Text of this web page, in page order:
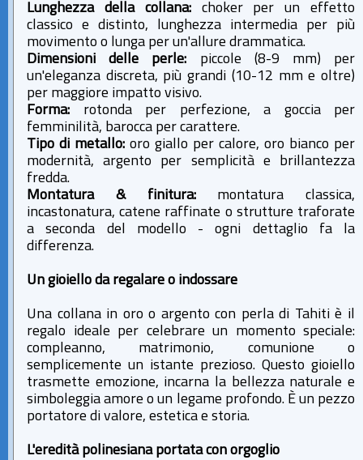
Lunghezza della collana:choker per un effetto
classico e distinto, lunghezza intermedia per più
movimento o lunga per un'allure drammatica.
Dimensioni delle perle: piccole (8-9 mm) per
un'eleganza discreta, più grandi (10-12 mm e oltre)
per maggiore impatto visivo.
Forma: rotonda per perfezione, a goccia per
femminilità, barocca per carattere.
Tipo di metallo: oro giallo per calore, oro bianco per
modernità, argento per semplicità e brillantezza
fredda.
Montatura & finitura:montatura classica,
incastonatura, catene raffinate o strutture traforate
a seconda del modello - ogni dettaglio fa la
differenza.
Un gioiello da regalare o indossare
Una collana in oro o argento con perla di Tahiti è il
regalo ideale per celebrare un momento speciale:
compleanno, matrimonio, comunione o
semplicemente un istante prezioso. Questo gioiello
trasmette emozione, incarna la bellezza naturale e
simboleggia amore o un legame profondo. È un pezzo
portatore di valore, estetica e storia.
L'eredità polinesiana portata con orgoglio